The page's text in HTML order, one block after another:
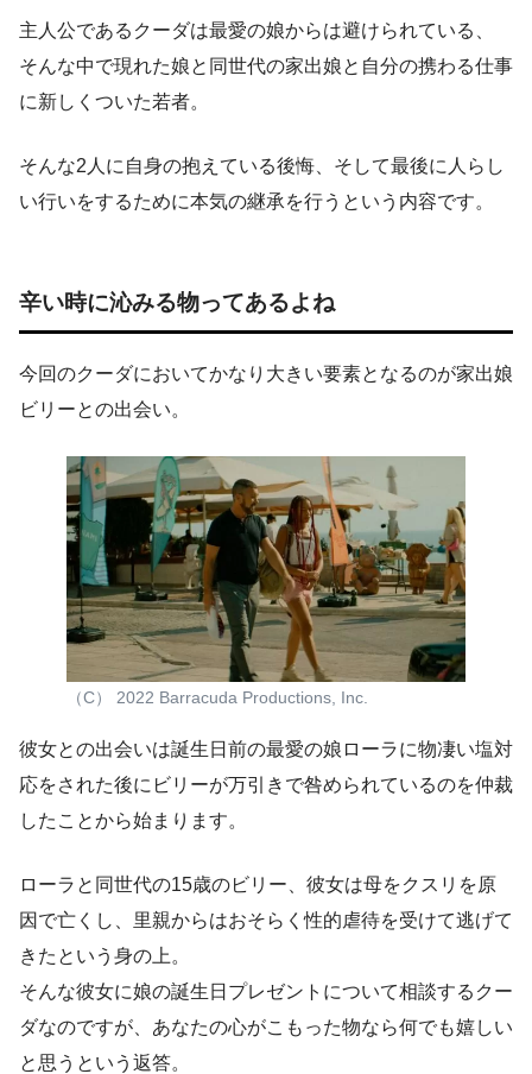
主人公であるクーダは最愛の娘からは避けられている、
そんな中で現れた娘と同世代の家出娘と自分の携わる仕事
に新しくついた若者。
そんな2人に自身の抱えている後悔、そして最後に人らし
い行いをするために本気の継承を行うという内容です。
辛い時に沁みる物ってあるよね
今回のクーダにおいてかなり大きい要素となるのが家出娘
ビリーとの出会い。
（C） 2022 Barracuda Productions, Inc.
彼女との出会いは誕生日前の最愛の娘ローラに物凄い塩対
応をされた後にビリーが万引きで咎められているのを仲裁
したことから始まります。
ローラと同世代の15歳のビリー、彼女は母をクスリを原
因で亡くし、里親からはおそらく性的虐待を受けて逃げて
きたという身の上。
そんな彼女に娘の誕生日プレゼントについて相談するクー
ダなのですが、あなたの心がこもった物なら何でも嬉しい
と思うという返答。